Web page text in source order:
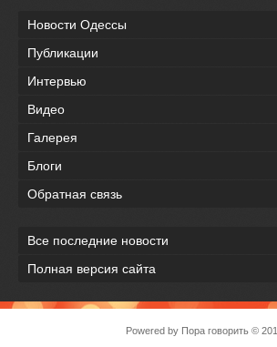
Новости Одессы
Публикации
Интервью
Видео
Галерея
Блоги
Обратная связь
Все последние новости
Полная версия сайта
Powered by Пора говорить©